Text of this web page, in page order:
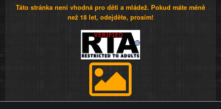
Táto stránka není vhodná pro děti a mládež. Pokud máte méně
než 18 let, odejděte, prosím!